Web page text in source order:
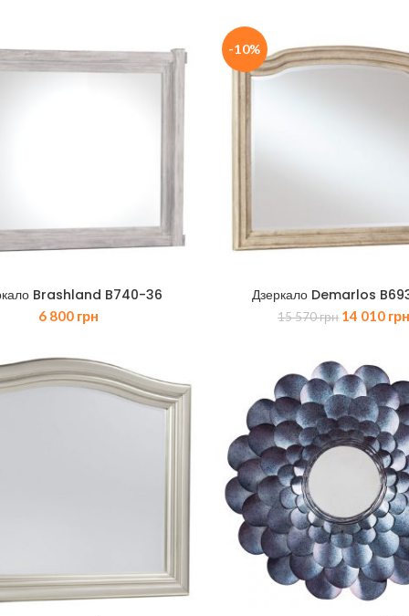
Brashland B740-36
6 800 грн
-10%
Дзеркало Demarlos
15 570грн
570 грн.
14 010 грн